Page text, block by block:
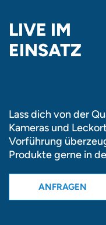
LIVE IM
EINSATZ
Lass dich von der
Kameras und
Vorführung
Produkte gerne in